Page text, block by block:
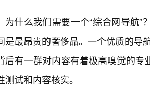
为什么我们需要一个“综合网导航
是最昂贵的奢侈品。一个优质的导
后有一群对内容有着极高嗅觉的
测试和内容核实。